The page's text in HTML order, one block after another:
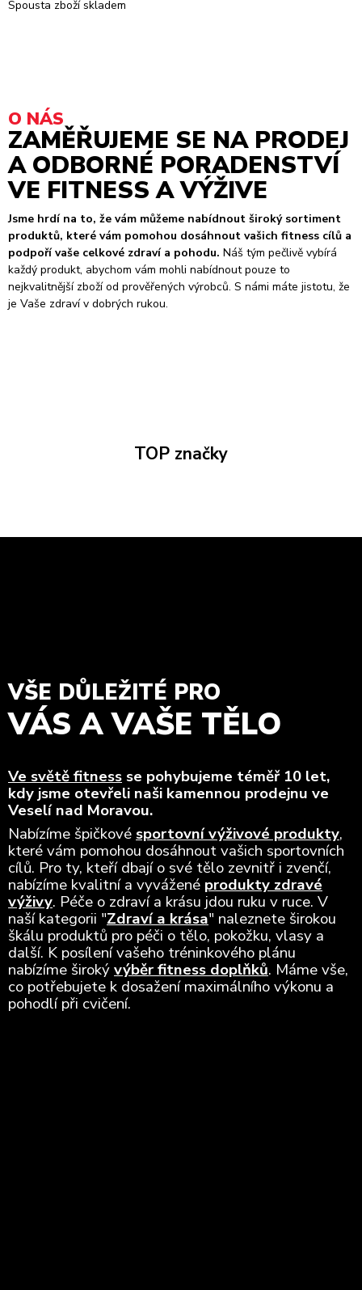
Spousta zboží skladem
O NÁS
ZAMĚŘUJEME SE NA PRODEJ
A ODBORNÉ PORADENSTVÍ
VE FITNESS A VÝŽIVE
Jsme hrdí na to, že vám můžeme nabídnout široký sortiment
produktů, které vám pomohou dosáhnout vašich fitness cílů a
podpoří vaše celkové zdraví a pohodu. Náš tým pečlivě vybírá
každý produkt, abychom vám mohli nabídnout pouze to
nejkvalitnější zboží od prověřených výrobců. S námi máte jistotu, že
je Vaše zdraví v dobrých rukou.
TOP značky
VŠE DŮLEŽITÉ PRO
VÁS A VAŠE TĚLO
Ve světě fitness se pohybujeme téměř 10 let,
kdy jsme otevřeli naši kamennou prodejnu ve
Veselí nad Moravou.
Nabízíme špičkovésportovní výživové produkty,
které vám pomohou dosáhnout vašich sportovních
cílů. Pro ty, kteří dbají o své tělo zevnitř i zvenčí,
nabízíme kvalitní a vyvážené produkty zdravé
výživy. Péče o zdraví a krásu jdou ruku v ruce. V
naší kategorii "Zdraví a krása" naleznete širokou
škálu produktů pro péči o tělo, pokožku, vlasy a
další. K posílení vašeho tréninkového plánu
nabízíme širokývýběr fitness doplňků. Máme vše,
co potřebujete k dosažení maximálního výkonu a
pohodlí při cvičení.